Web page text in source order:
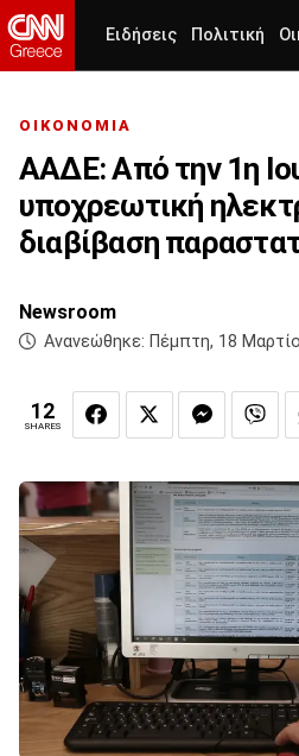
Ειδήσεις Πολιτική
ΟΙΚΟΝΟΜΙΑ
ΑΑΔΕ: Από την 1η
υποχρεωτική
διαβίβαση
Newsroom
Ανανεώθηκε: Πέμπτη, 18
12
SHARES